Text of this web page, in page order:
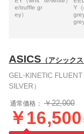
e/truffle gr
ey）
Y
grey
ASICS （アシックス
GEL-KINETIC
SILVER）
通常価格： ￥22,000
￥16,500